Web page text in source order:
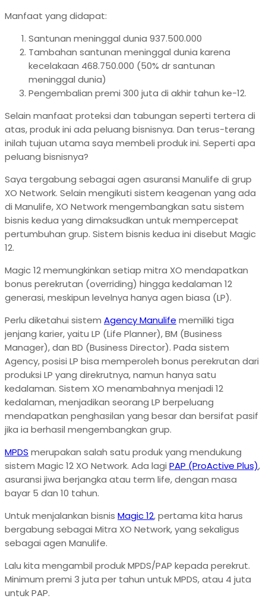
Manfaat yang didapat:
Santunan meninggal dunia 937.500.000
Tambahan santunan meninggal dunia karena
kecelakaan 468.750.000 (50% dr santunan
meninggal dunia)
Pengembalian premi 300 juta di akhir tahun ke-12.
Selain manfaat proteksi dan tabungan seperti tertera di
atas, produk ini ada peluang bisnisnya. Dan terus-terang
inilah tujuan utama saya membeli produk ini. Seperti apa
peluang bisnisnya?
Saya tergabung sebagai agen asuransi Manulife di grup
XO Network. Selain mengikuti sistem keagenan yang ada
di Manulife, XO Network mengembangkan satu sistem
bisnis kedua yang dimaksudkan untuk mempercepat
pertumbuhan grup. Sistem bisnis kedua ini disebut Magic
12.
Magic 12 memungkinkan setiap mitra XO mendapatkan
bonus perekrutan (overriding) hingga kedalaman 12
generasi, meskipun levelnya hanya agen biasa (LP).
Perlu diketahui sistem Agency Manulife memiliki tiga
jenjang karier, yaitu LP (Life Planner), BM (Business
Manager), dan BD (Business Director). Pada sistem
Agency, posisi LP bisa memperoleh bonus perekrutan dari
produksi LP yang direkrutnya, namun hanya satu
kedalaman. Sistem XO menambahnya menjadi 12
kedalaman, menjadikan seorang LP berpeluang
mendapatkan penghasilan yang besar dan bersifat pasif
jika ia berhasil mengembangkan grup.
MPDS merupakan salah satu produk yang mendukung
sistem Magic 12 XO Network. Ada lagi PAP (ProActive Plus),
asuransi jiwa berjangka atau term life, dengan masa
bayar 5 dan 10 tahun.
Untuk menjalankan bisnis Magic 12, pertama kita harus
bergabung sebagai Mitra XO Network, yang sekaligus
sebagai agen Manulife.
Lalu kita mengambil produk MPDS/PAP kepada perekrut.
Minimum premi 3 juta per tahun untuk MPDS, atau 4 juta
untuk PAP.